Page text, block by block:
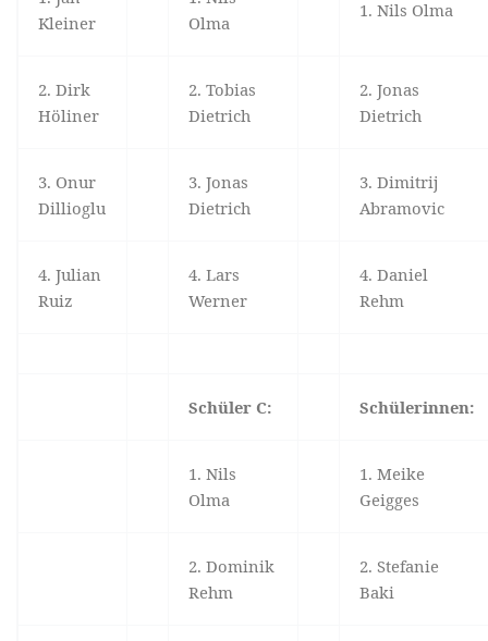
Kleiner
Olma
1. Nils Olma
2. Dirk
Höliner
2. Tobias
Dietrich
2. Jonas
Dietrich
3. Onur
Dillioglu
3. Jonas
Dietrich
3. Dimitrij
Abramovic
4. Julian
Ruiz
4. Lars
Werner
4. Daniel
Rehm
Schüler C: Schülerinnen:
1. Nils
Olma
1. Meike
Geigges
2. Dominik
Rehm
2. Stefanie
Baki